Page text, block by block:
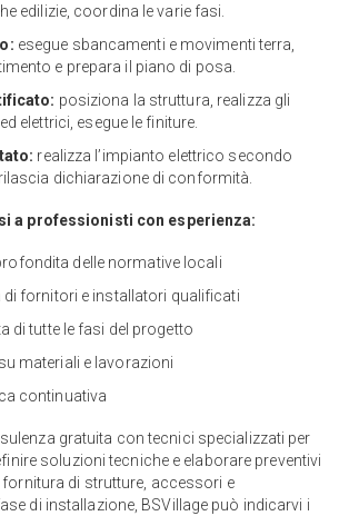
edilizie, coordina le varie fasi.
esegue sbancamenti e movimenti terra,
e prepara il piano di posa.
posiziona la struttura, realizza gli
elettrici, esegue le finiture.
realizza l’impianto elettrico secondo
dichiarazione di conformità.
a professionisti con esperienza:
delle normative locali
di fornitori e installatori qualificati
di tutte le fasi del progetto
materiali e lavorazioni
continuativa
gratuita con tecnici specializzati per
soluzioni tecniche e elaborare preventivi
di strutture, accessori e
di installazione, BSVillage può indicarvi i